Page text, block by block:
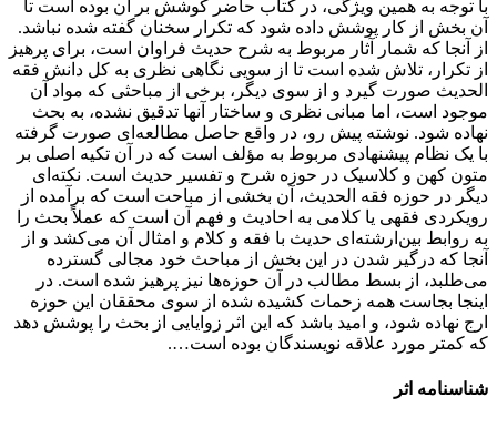
با توجه به همین ویژگی، در کتاب حاضر کوشش بر آن بوده است تا
آن بخش از کار پوشش داده شود که تکرار سخنان گفته شده نباشد.
از آنجا که شمار آثار مربوط به شرح حدیث فراوان است، برای پرهیز
از تکرار، تلاش شده است تا از سویی نگاهی نظری به کل دانش فقه
الحدیث صورت گیرد و از سوی دیگر، برخی از مباحثی که مواد آن
موجود است، اما مبانی نظری و ساختار آنها تدقیق نشده، به بحث
نهاده شود. نوشته پیش رو، در واقع حاصل مطالعه‌ای صورت گرفته
با یک نظام پیشنهادی مربوط به مؤلف است که در آن تکیه اصلی بر
متون کهن و کلاسیک در حوزه شرح و تفسیر حدیث است. نکته‌ای
دیگر در حوزه فقه الحدیث، آن بخشی از مباحت است که برآمده از
رویکردی فقهی یا کلامی به احادیث و فهم آن است که عملاً بحث را
به روابط بین‌ارشته‌ای حدیث با فقه و کلام و امثال آن می‌کشد و از
آنجا که درگیر شدن در این بخش از مباحث خود مجالی گسترده
می‌طلبد، از بسط مطالب در آن حوزه‌ها نیز پرهیز شده است. در
اینجا بجاست همه زحمات کشیده شده از سوی محققان این حوزه
ارج نهاده شود، و امید باشد که این اثر زوایایی از بحث را پوشش دهد
که کمتر مورد علاقه نویسندگان بوده است….
شناسنامه اثر